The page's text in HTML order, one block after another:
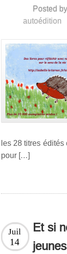
Posted by
autoédition
les 28 titres
pour […]
Et si
Juil
14